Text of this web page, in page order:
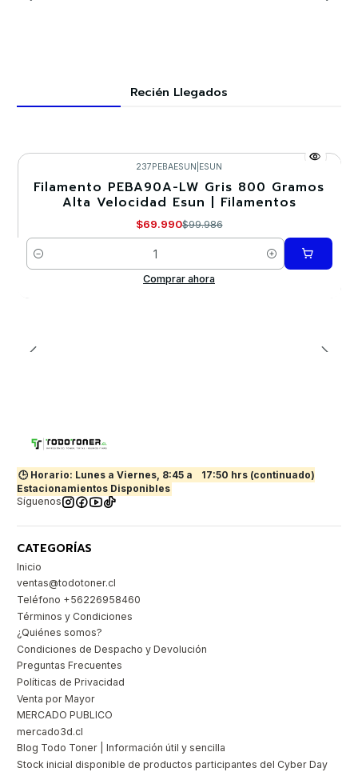
Recién Llegados
-30%
237PEBAESUN ESUN
Filamento PEBA90A-LW Gris 800 Gramos
Alta Velocidad Esun | Filamentos
$69.990$99.986
Cantidad
Comprar ahora
🕒 Horario: Lunes a Viernes, 8:45 a
17:50 hrs (continuado)
Estacionamientos Disponibles
Síguenos
CATEGORÍAS
Inicio
ventas@todotoner.cl
Teléfono +56226958460
Términos y Condiciones
¿Quiénes somos?
Condiciones de Despacho y Devolución
Preguntas Frecuentes
Políticas de Privacidad
Venta por Mayor
MERCADO PUBLICO
mercado3d.cl
Blog Todo Toner | Información útil y sencilla
Stock inicial disponible de productos participantes del Cyber Day